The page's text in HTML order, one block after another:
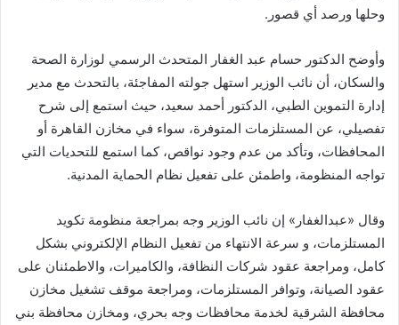
وحلها ورصد أي قصور.
وأوضح الدكتور حسام عبد الغفار المتحدث الرسمي لوزارة الصحة
والسكان، أن نائب الوزير استهل جولته المفاجئة، بالتحدث مع مدير
إدارة التموين الطبي، الدكتور أحمد سعيد، حيث استمع إلى شرح
تفصيلي، عن المستلزمات المتوفرة، سواء في مخازن القاهرة أو
المحافظات، وتأكد من عدم وجود نواقص، كما استمع للتحديات التي
تواجه المنظومة، واطمئن على تفعيل نظام الحماية المدنية.
وقال «عبدالغفار» إن نائب الوزير وجه بمراجعة منظومة تكويد
المستلزمات، و سرعة الانتهاء من تفعيل النظام الإلكتروني بشكل
كامل، ومراجعة عقود شركات النظافة، والكاميرات، والاطمئنان على
عقود الصيانة، وتوافر المستلزمات، ومراجعة موقف تشغيل مخازن
محافظة الشرقية لخدمة محافظات وجه بحري، ومخازن محافظة بني